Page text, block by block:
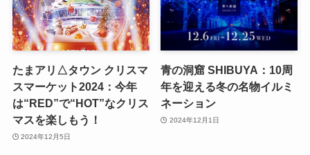
たまアリ△タウン クリスマ
スマーケット2024：今年
は“RED”で“HOT”なクリス
マスを楽しもう！
2024年12月5日
青の洞窟 SHIBUYA：10周
年を迎える冬の名物イルミ
ネーション
2024年12月1日